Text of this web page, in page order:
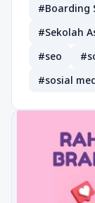
#Boarding
#Sekolah
#seo
#sosial